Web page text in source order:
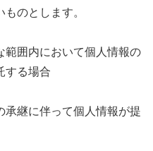
のとします。
範囲内において個人情報の
する場合
承継に伴って個人情報が提